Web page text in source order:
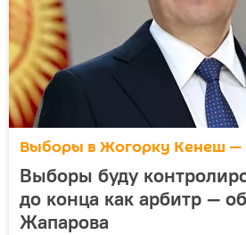
Выборы в Жогорку Кенеш —
Выборы буду
до конца как арбитр —
Жапарова